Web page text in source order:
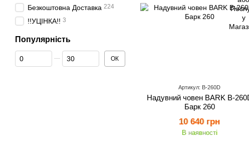
Артикул: B-260D
Надувний човен BARK B-
Барк 260
10 640 грн
В наявності
Безкоштовна Доставка 224
!!УЦІНКА!! 3
Популярність
Від Популярність
До Популярність ОК